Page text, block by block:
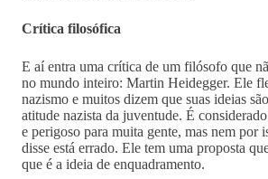
Crítica filosófica
E aí entra uma crítica de um filósofo que
no mundo inteiro: Martin Heidegger. Ele
nazismo e muitos dizem que suas ideias
atitude nazista da juventude. É
e perigoso para muita gente, mas nem por
disse está errado. Ele tem uma proposta
que é a ideia de enquadramento.